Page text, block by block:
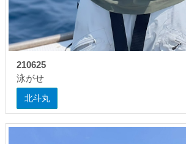
210625
泳がせ
北斗丸